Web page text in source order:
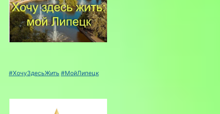
#ХочуЗдесьЖить #МойЛипецк